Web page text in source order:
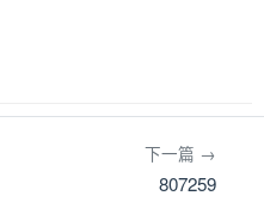
下一篇 →
807259